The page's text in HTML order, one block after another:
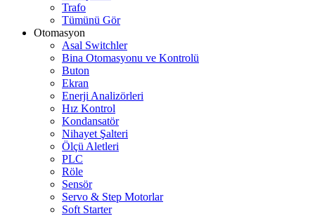
Trafo
Tümünü Gör
Otomasyon
Asal Switchler
Bina Otomasyonu ve Kontrolü
Buton
Ekran
Enerji Analizörleri
Hız Kontrol
Kondansatör
Nihayet Şalteri
Ölçü Aletleri
PLC
Röle
Sensör
Servo & Step Motorlar
Soft Starter